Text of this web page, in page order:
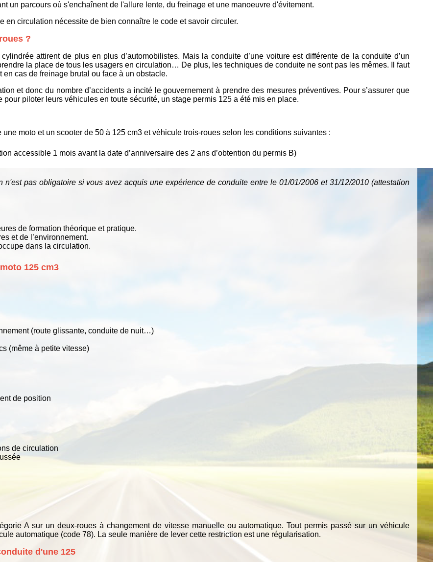
un parcours où s'enchaînent de l'allure lente, du freinage et une manoeuvre d'évitement.
en circulation nécessite de bien connaître le code et savoir circuler.
?
attirent de plus en plus d’automobilistes. Mais la conduite d’une voiture est différente de la conduite d’un
la place de tous les usagers en circulation… De plus, les techniques de conduite ne sont pas les mêmes. Il faut
cas de freinage brutal ou face à un obstacle.
et donc du nombre d’accidents a incité le gouvernement à prendre des mesures préventives. Pour s’assurer que
piloter leurs véhicules en toute sécurité, un stage permis 125 a été mis en place.
moto et un scooter de 50 à 125 cm3 et véhicule trois-roues selon les conditions suivantes :
accessible 1 mois avant la date d’anniversaire des 2 ans d’obtention du permis B)
pas obligatoire si vous avez acquis une expérience de conduite entre le 01/01/2006 et 31/12/2010 (attestation
de formation théorique et pratique.
et de l’environnement.
dans la circulation.
125 cm3
(route glissante, conduite de nuit…)
(même à petite vitesse)
de position
de circulation
A sur un deux-roues à changement de vitesse manuelle ou automatique. Tout permis passé sur un véhicule
automatique (code 78). La seule manière de lever cette restriction est une régularisation.
d'une 125